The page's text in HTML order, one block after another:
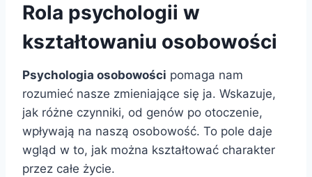
Rola psychologii w
kształtowaniu osobowości
Psychologia osobowości pomaga nam
rozumieć nasze zmieniające się ja. Wskazuje,
jak różne czynniki, od genów po otoczenie,
wpływają na naszą osobowość. To pole daje
wgląd w to, jak można kształtować charakter
przez całe życie.